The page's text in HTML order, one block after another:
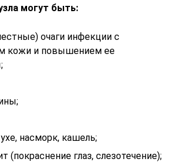
могут быть:
очаги инфекции с
кожи и повышением ее
насморк, кашель;
(покраснение глаз, слезотечение);